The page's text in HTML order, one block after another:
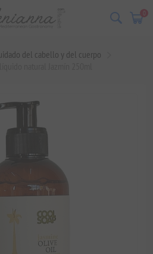
0
del cabello y del cuerpo